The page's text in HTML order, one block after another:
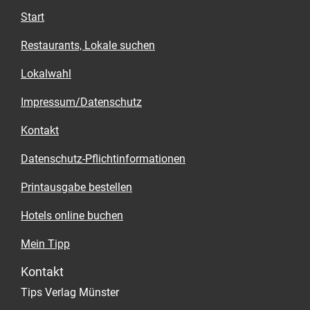
Wo? Spiekerhof 25, Kiepenkerlviertel, Tel.
0251,511435,
Wann? Di.-Sa. 12 bis 14 Uhr und ab 18 Uhr
Start
Restaurants, Lokale suchen
Lokalwahl
Impressum/Datenschutz
Kontakt
Datenschutz-Pflichtinformationen
Printausgabe bestellen
Hotels online buchen
Mein Tipp
Kontakt
Tips Verlag Münster